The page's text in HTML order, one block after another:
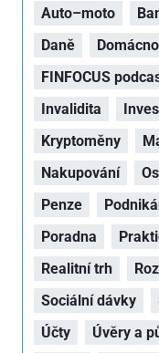
Auto–moto
Daně
FINFOCUS
Invalidita
Kryptoměny
Nakupování
Penze
Poradna
Realitní trh
Sociální dávky
Účty
Úvěry a